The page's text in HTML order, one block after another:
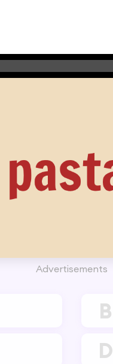
Advertisements
B
D